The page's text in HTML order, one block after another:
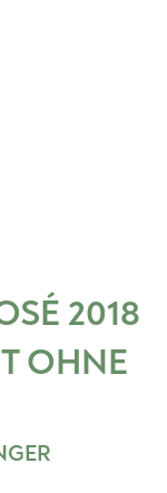
2018
OHNE